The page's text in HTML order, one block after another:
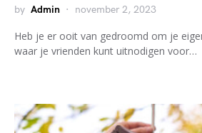
by Admin november 2, 2023
Heb je er ooit van gedroomd om je
waar je vrienden kunt uitnodigen voor…